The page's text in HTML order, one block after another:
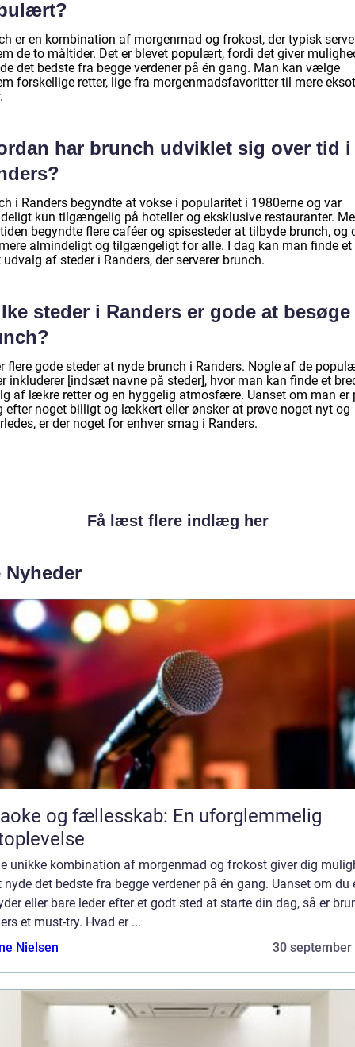
er en kombination af morgenmad og frokost, der typisk
de to måltider. Det er blevet populært, fordi det giver
det bedste fra begge verdener på én gang. Man kan vælge
forskellige retter, lige fra morgenmadsfavoritter til mere
har brunch udviklet sig over tid i
i Randers begyndte at vokse i popularitet i 1980erne og var
kun tilgængelig på hoteller og eksklusive restauranter.
begyndte flere caféer og spisesteder at tilbyde brunch, og
almindeligt og tilgængeligt for alle. I dag kan man finde et
udvalg af steder i Randers, der serverer brunch.
steder i Randers er gode at
flere gode steder at nyde brunch i Randers. Nogle af de
inkluderer [indsæt navne på steder], hvor man kan finde et
af lækre retter og en hyggelig atmosfære. Uanset om man er
efter noget billigt og lækkert eller ønsker at prøve noget nyt og
er der noget for enhver smag i Randers.
Få læst flere indlæg her
Nyheder
og fællesskab: En uforglemmelig
unikke kombination af morgenmad og frokost giver dig
nyde det bedste fra begge verdener på én gang. Uanset om du
eller bare leder efter et godt sted at starte din dag, så er
et must-try. Hvad er ...
Nielsen
30 september